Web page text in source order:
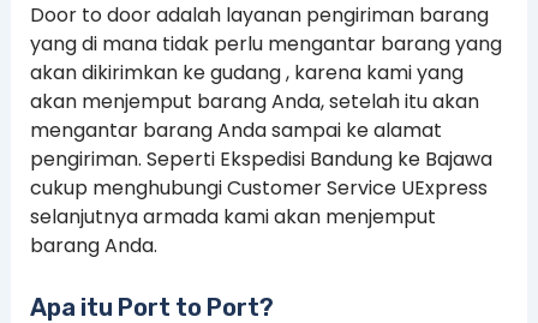
Door to door adalah layanan pengiriman barang
yang di mana tidak perlu mengantar barang yang
akan dikirimkan ke gudang , karena kami yang
akan menjemput barang Anda, setelah itu akan
mengantar barang Anda sampai ke alamat
pengiriman. Seperti Ekspedisi Bandung ke Bajawa
cukup menghubungi Customer Service UExpress
selanjutnya armada kami akan menjemput
barang Anda.
Apa itu Port to Port?